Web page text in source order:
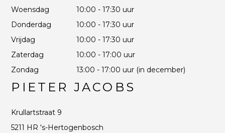
Woensdag
10:00 - 17:30 uur
Donderdag
10:00 - 17:30 uur
Vrijdag
10:00 - 17:30 uur
Zaterdag
10:00 - 17:00 uur
Zondag
13:00 - 17:00 uur (in december)
PIETER JACOBS
Krullartstraat 9
5211 HR 's-Hertogenbosch